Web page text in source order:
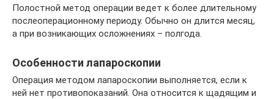
Полостной метод операции ведет к более длительному
послеоперационному периоду. Обычно он длится месяц,
а при возникающих осложнениях – полгода.
Особенности лапароскопии
Операция методом лапароскопии выполняется, если к
ней нет противопоказаний. Она относится к щадящим и